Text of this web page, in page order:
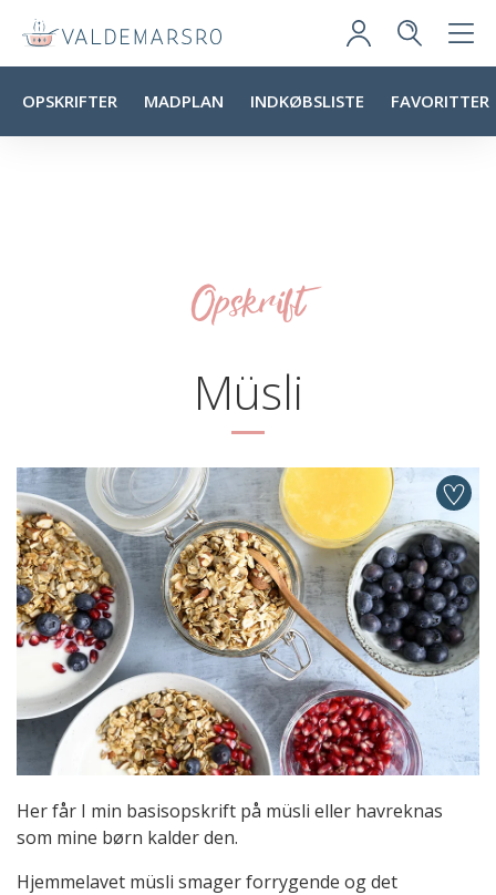
OPSKRIFTER MADPLAN INDKØBSLISTE FAVORITTER
Opskrift
Müsli
Her får I min basisopskrift på müsli eller havreknas
som mine børn kalder den.
Hjemmelavet müsli smager forrygende og det